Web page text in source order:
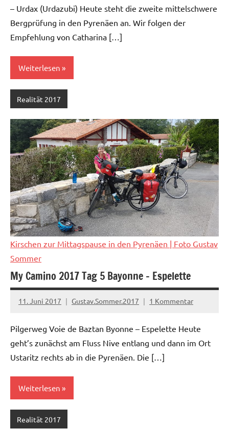
– Urdax (Urdazubi) Heute steht die zweite mittelschwere
Bergprüfung in den Pyrenäen an. Wir folgen der
Empfehlung von Catharina […]
Weiterlesen
Realität 2017
Kirschen zur Mittagspause in den Pyrenäen | Foto Gustav
Sommer
My Camino 2017 Tag 5 Bayonne – Espelette
11. Juni 2017 Gustav.Sommer.2017 1 Kommentar
Pilgerweg Voie de Baztan Byonne – Espelette Heute
geht’s zunächst am Fluss Nive entlang und dann im Ort
Ustaritz rechts ab in die Pyrenäen. Die […]
Weiterlesen
Realität 2017